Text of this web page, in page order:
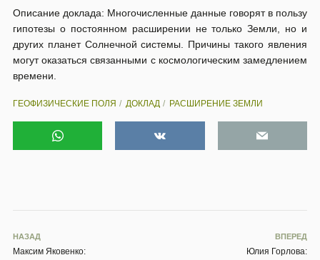
Описание доклада: Многочисленные данные говорят в пользу
гипотезы о постоянном расширении не только Земли, но и
других планет Солнечной системы. Причины такого явления
могут оказаться связанными с космологическим замедлением
времени.
ГЕОФИЗИЧЕСКИЕ ПОЛЯ ДОКЛАД РАСШИРЕНИЕ ЗЕМЛИ
НАЗАД
Максим Яковенко:
ВПЕРЕД
Юлия Горлова: